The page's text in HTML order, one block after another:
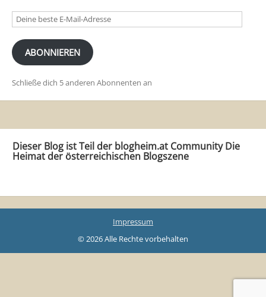
Deine
beste
E-
Mail-
Adresse
ABONNIEREN
Schließe dich 5 anderen Abonnenten an
Dieser Blog ist Teil der blogheim.at Community Die
Heimat der österreichischen Blogszene
Impressum
© 2026 Alle Rechte vorbehalten